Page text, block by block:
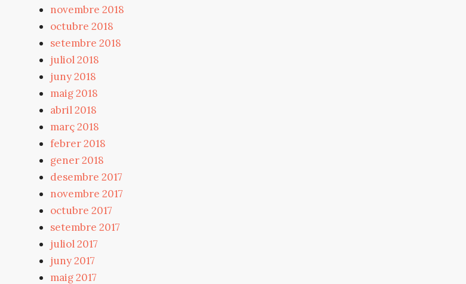
novembre 2018
octubre 2018
setembre 2018
juliol 2018
juny 2018
maig 2018
abril 2018
març 2018
febrer 2018
gener 2018
desembre 2017
novembre 2017
octubre 2017
setembre 2017
juliol 2017
juny 2017
maig 2017